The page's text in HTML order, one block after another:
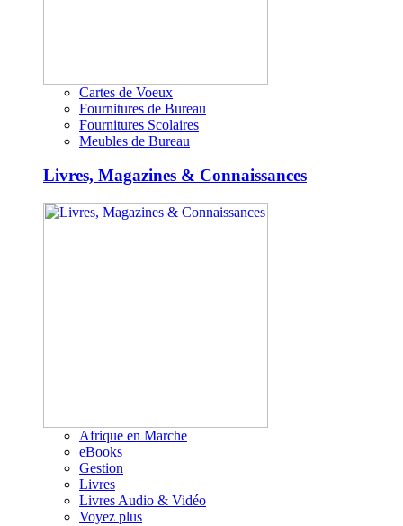
Cartes de Voeux
Fournitures de Bureau
Fournitures Scolaires
Meubles de Bureau
Livres, Magazines & Connaissances
Afrique en Marche
eBooks
Gestion
Livres
Livres Audio & Vidéo
Voyez plus